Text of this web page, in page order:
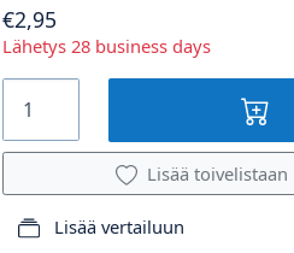
€2,95
Lähetys 28 business days
Lisää toivelistaan
Lisää vertailuun